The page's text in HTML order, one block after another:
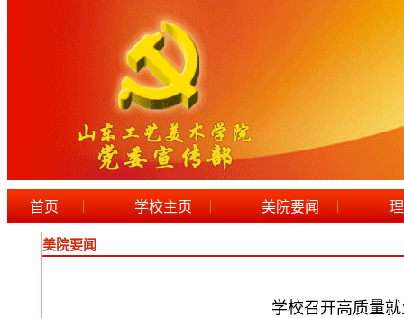
首页 | 学校主页 | 美院要闻 |
美院要闻
学校召开高质量